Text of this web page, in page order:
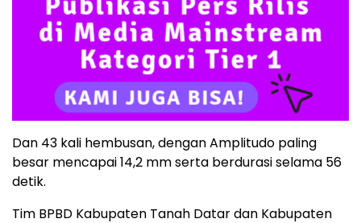
Dan 43 kali hembusan, dengan Amplitudo paling
besar mencapai 14,2 mm serta berdurasi selama 56
detik.
Tim BPBD Kabupaten Tanah Datar dan Kabupaten